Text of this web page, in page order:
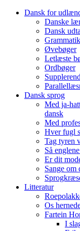
Dansk for
Danske
Dansk
Øvebøger
Letlæste
Ordbøger
Dansk sprog
Med ja-
dansk
Med
Hver fugl
Tag tyren
Så
Er dit
Sange om
Litteratur
Os
Fartein
I